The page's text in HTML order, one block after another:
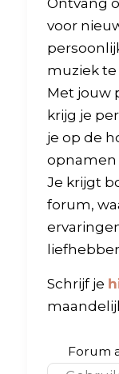
Ontvang
voor
muziek te
Met jouw
krijg je
je op de
opnamen
Je krijgt
forum,
Schrijf je
Forum